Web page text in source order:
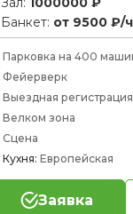
Банкет: от 9500 ₽/
Парковкана 400
Фейерверк
Выездная регистрация
Велком зона
Сцена
Кухня:Европейская
Заявка